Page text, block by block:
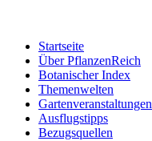
Startseite
Über PflanzenReich
Botanischer Index
Themenwelten
Gartenveranstaltungen
Ausflugstipps
Bezugsquellen